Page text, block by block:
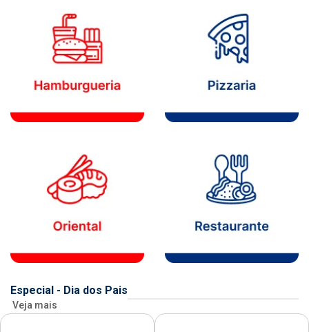
Especial - Dia dos Pais
Veja mais